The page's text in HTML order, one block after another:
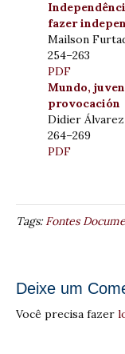
fazer
Mailson
254–263
PDF
Mundo,
provocación
Didier
264–269
PDF
Tags:Fontes
Deixe um
Você precisa fazer